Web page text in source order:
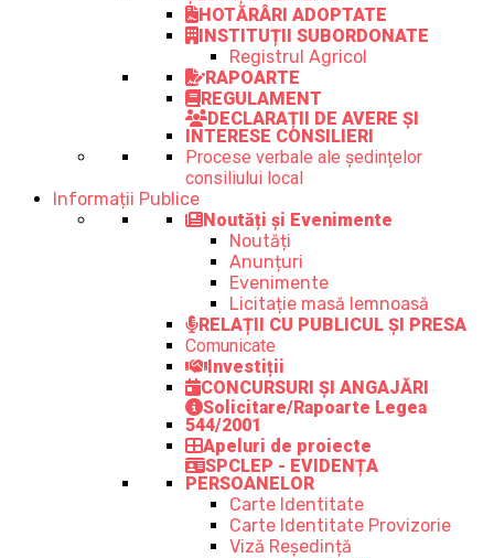
HOTĂRÂRI ADOPTATE
INSTITUȚII SUBORDONATE
Registrul Agricol
RAPOARTE
REGULAMENT
DECLARAȚII DE AVERE ȘI
INTERESE CONSILIERI
Procese verbale ale ședințelor
consiliului local
Informații Publice
Noutăți și Evenimente
Noutăți
Anunțuri
Evenimente
Licitație masă lemnoasă
RELAȚII CU PUBLICUL ȘI PRESA
Comunicate
Investiții
CONCURSURI ȘI ANGAJĂRI
Solicitare/Rapoarte Legea
544/2001
Apeluri de proiecte
SPCLEP - EVIDENȚA
PERSOANELOR
Carte Identitate
Carte Identitate Provizorie
Viză Reședință